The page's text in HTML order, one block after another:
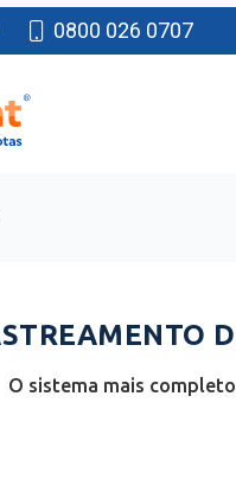
0800 026 0707
O sistema mais